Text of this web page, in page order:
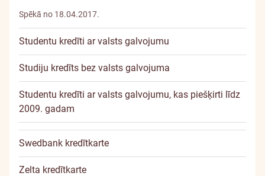
Spēkā no 18.04.2017.
Studentu kredīti ar valsts galvojumu
Studiju kredīts bez valsts galvojuma
Studentu kredīti ar valsts galvojumu, kas piešķirti līdz
2009. gadam
Swedbank kredītkarte
Zelta kredītkarte